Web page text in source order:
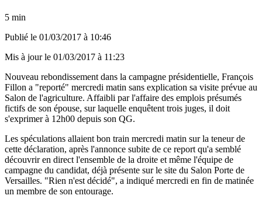
5 min
Publié le 01/03/2017 à 10:46
Mis à jour le 01/03/2017 à 11:23
Nouveau rebondissement dans la campagne présidentielle, François
Fillon a "reporté" mercredi matin sans explication sa visite prévue au
Salon de l'agriculture. Affaibli par l'affaire des emplois présumés
fictifs de son épouse, sur laquelle enquêtent trois juges, il doit
s'exprimer à 12h00 depuis son QG.
Les spéculations allaient bon train mercredi matin sur la teneur de
cette déclaration, après l'annonce subite de ce report qu'a semblé
découvrir en direct l'ensemble de la droite et même l'équipe de
campagne du candidat, déjà présente sur le site du Salon Porte de
Versailles. "Rien n'est décidé", a indiqué mercredi en fin de matinée
un membre de son entourage.